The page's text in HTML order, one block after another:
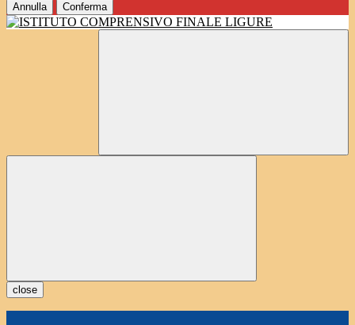
Annulla Conferma
close